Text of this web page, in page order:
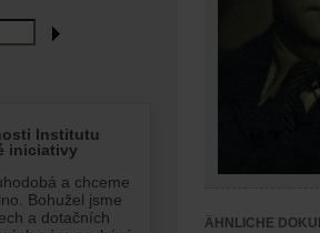
ÄHNLICHE